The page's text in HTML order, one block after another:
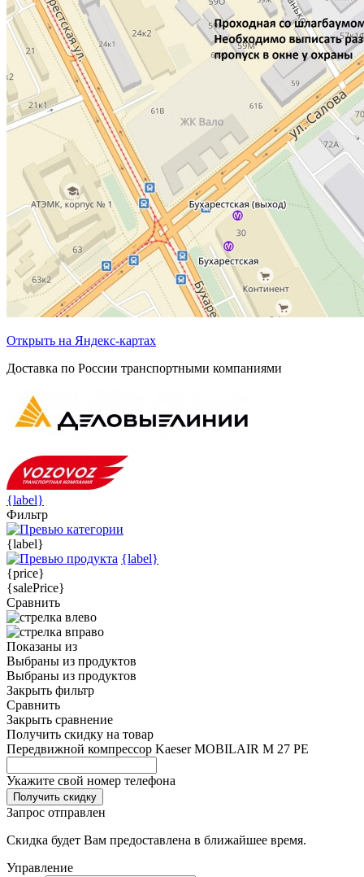
Открыть на Яндекс-картах
Доставка по России транспортными компаниями
{label}
Фильтр
{label}
{label}
{price}
{salePrice}
Сравнить
Показаны из
Выбраны из продуктов
Выбраны из продуктов
Закрыть фильтр
Сравнить
Закрыть сравнение
Получить скидку на товар
Передвижной компрессор Kaeser MOBILAIR M 27 PE
Укажите свой номер телефона
Получить скидку
Запрос отправлен
Скидка будет Вам предоставлена в ближайшее время.
Управление